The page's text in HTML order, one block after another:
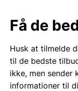
Få de
Husk at tilmelde
til de bedste
ikke, men sender
informationer til